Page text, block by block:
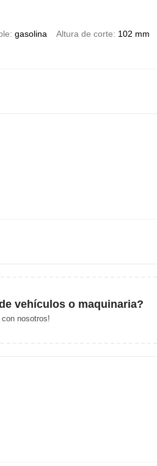
gasolina Altura de corte 102 mm
vehículos o maquinaria?
con nosotros!